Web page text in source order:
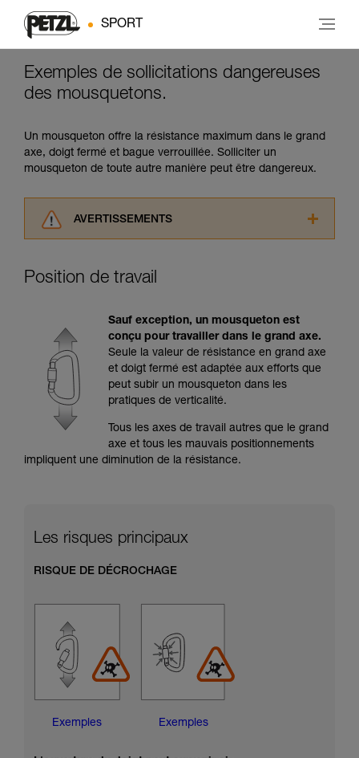
SPORT
Exemples de sollicitations dangereuses
des mousquetons.
Un mousqueton offre la résistance maximum dans le grand
axe, doigt fermé et bague verrouillée. Solliciter un
mousqueton de toute autre manière peut être dangereux.
AVERTISSEMENTS
consulter. Vous devez avoir compris les
pouvoir comprendre ce complément
Maîtriser ces techniques nécessite une
formation et un entraînement spécifique. Validez
avec un professionnel votre capacité à refaire
la manipulation, seul, en toute sécurité, avant
de la reproduire en autonomie.
Nous donnons des exemples de techniques
liées à votre activité. Il peut en exister d’autres
que nous ne décrivons pas ici.
Position de travail
Sauf exception, un mousqueton est
conçu pour travailler dans le grand axe.
Seule la valeur de résistance en grand axe
et doigt fermé est adaptée aux efforts que
peut subir un mousqueton dans les
pratiques de verticalité.
Tous les axes de travail autres que le grand
axe et tous les mauvais positionnements
impliquent une diminution de la résistance.
Les risques principaux
RISQUE DE DÉCROCHAGE
Exemples Exemples